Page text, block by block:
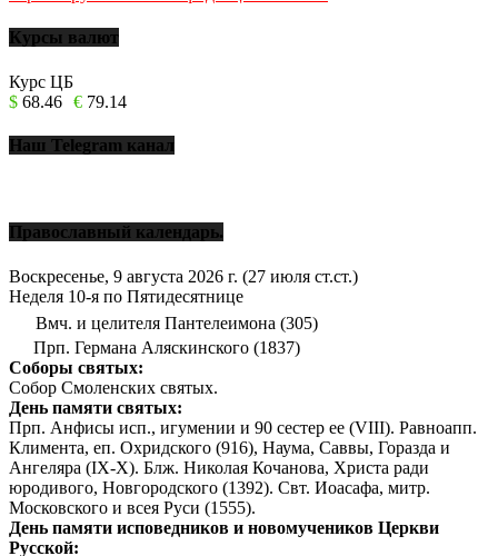
Курсы валют
Курс ЦБ
$ 68.46 € 79.14
Наш Telegram канал
Православный календарь.
Воскресенье, 9 августа 2026 г. (27 июля ст.ст.)
Неделя 10-я по Пятидесятнице
Вмч. и целителя Пантелеимона (305)
Прп. Германа Аляскинского (1837)
Соборы святых:
Собор Смоленских святых.
День памяти святых:
Прп. Анфисы исп., игумении и 90 сестер ее (VIII). Равноапп.
Климента, еп. Охридского (916), Наума, Саввы, Горазда и
Ангеляра (IX-X). Блж. Николая Кочанова, Христа ради
юродивого, Новгородского (1392). Свт. Иоасафа, митр.
Московского и всея Руси (1555).
День памяти исповедников и новомучеников Церкви
Русской: